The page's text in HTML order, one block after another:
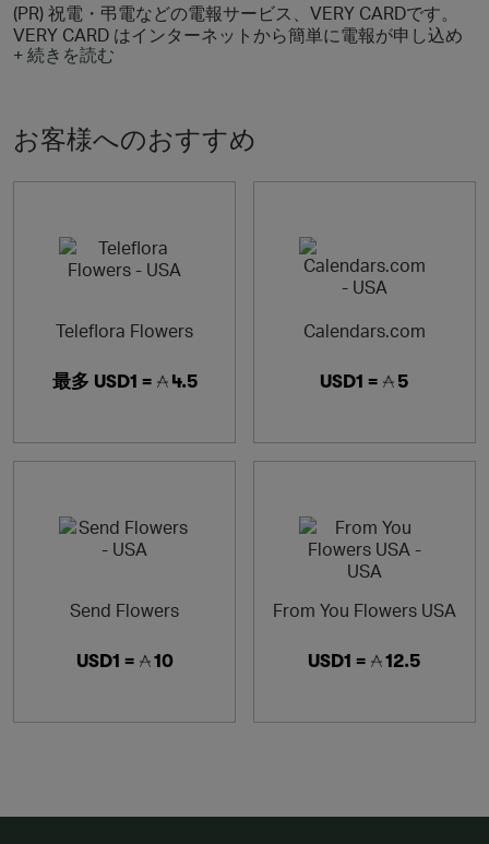
(PR) 祝電・弔電などの電報サービス、VERY CARDです。
VERY CARD はインターネットから簡単に電報が申し込め
るサービスです。通常の電報は文字課金が普通ですが、
の祝電・弔電まで幅広くご利用頂けます。商品ラインナッ
プも100種類以上と豊富にご用意しておりますので、お祝
+ 続きを読む
お客様へのおすすめ
Teleflora Flowers
最多 USD1 = 4.5
Calendars.com
USD1 = 5
Send Flowers
USD1 = 10
From You Flowers USA
USD1 = 12.5